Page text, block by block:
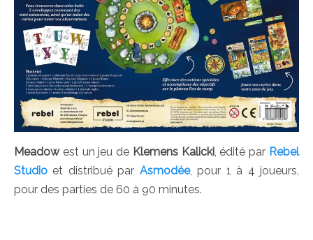
Meadowest un jeu de Klemens Kalicki, édité par Rebel
Studio et distribué par Asmodée, pour 1 à 4 joueurs,
pour des parties de 60 à 90 minutes.